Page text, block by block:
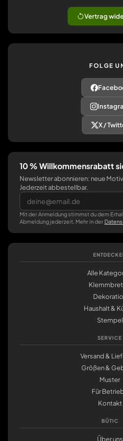
Vertrag
FOLGE
X /
10 % Willkommensrabatt
Newsletter abonnieren: neue
Jederzeit abbestellbar.
Mit der Anmeldung stimmst du dem
Abmeldung jederzeit. Mehr in der
Alle
Haushalt &
Stempel
SERVICE
Versand &
Größen &
Muster
Für
Kontakt
BÜTIC
Über uns